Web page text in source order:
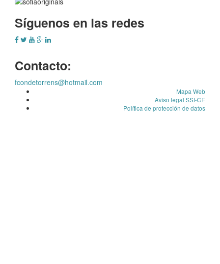
Síguenos en las redes
Contacto:
fcondetorrens@hotmail.com
Mapa Web
Aviso legal SSI-CE
Política de protección de datos